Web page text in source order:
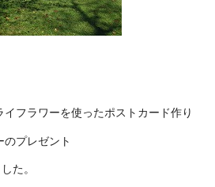
フラワーを使ったポストカード作り
プレゼント
た。